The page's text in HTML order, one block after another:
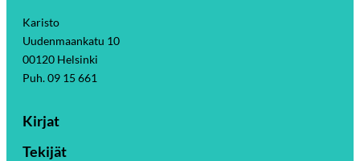
Karisto
Uudenmaankatu 10
00120 Helsinki
Puh. 09 15 661
Kirjat
Tekijät